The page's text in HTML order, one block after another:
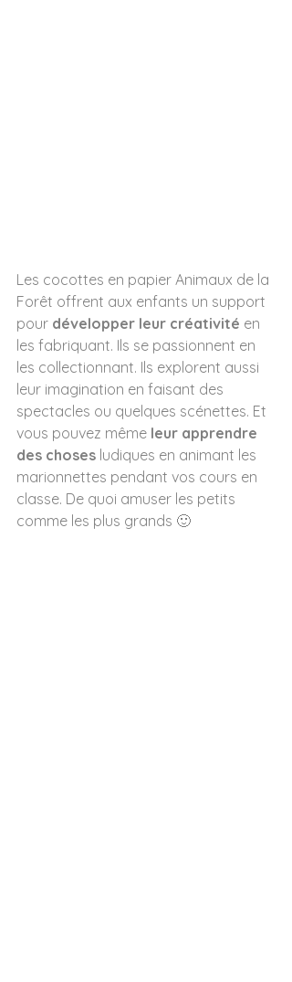
Les cocottes en papier Animaux de la
Forêt offrent aux enfants un support
pour développer leur créativité en
les fabriquant. Ils se passionnent en
les collectionnant. Ils explorent aussi
leur imagination en faisant des
spectacles ou quelques scénettes. Et
vous pouvez même leur apprendre
des choses ludiques en animant les
marionnettes pendant vos cours en
classe. De quoi amuser les petits
comme les plus grands 🙂